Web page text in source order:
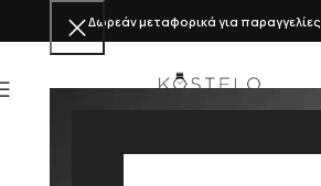
Δωρεάν μεταφορικά για